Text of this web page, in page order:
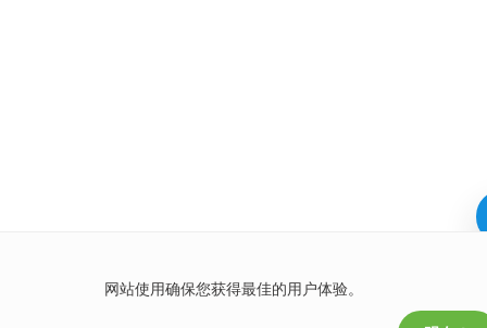
网站使用确保您获得最佳的用户体验。